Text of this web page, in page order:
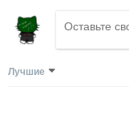
Лучшие